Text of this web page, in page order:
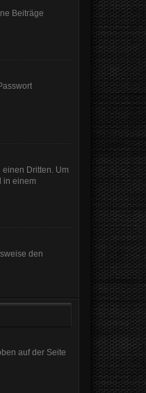
Beiträge
Dritten. Um
in einem
den
auf der Seite